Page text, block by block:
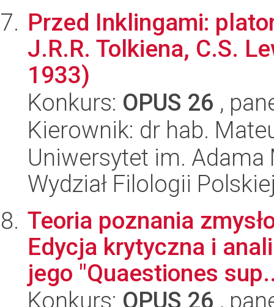
Przed Inklingami:
J.R.R. Tolkiena, C.S.
1933)
Konkurs: OPUS 26 ,
Kierownik: dr hab.
Uniwersytet im.
Wydział Filologii
Teoria poznania
Edycja krytyczna i
jego "Quaestiones
Konkurs: OPUS 26 ,